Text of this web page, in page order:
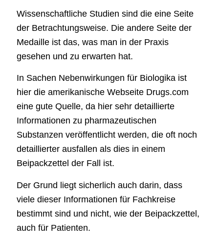
Wissenschaftliche Studien sind die eine Seite
der Betrachtungsweise. Die andere Seite der
Medaille ist das, was man in der Praxis
gesehen und zu erwarten hat.
In Sachen Nebenwirkungen für Biologika ist
hier die amerikanische Webseite Drugs.com
eine gute Quelle, da hier sehr detaillierte
Informationen zu pharmazeutischen
Substanzen veröffentlicht werden, die oft noch
detaillierter ausfallen als dies in einem
Beipackzettel der Fall ist.
Der Grund liegt sicherlich auch darin, dass
viele dieser Informationen für Fachkreise
bestimmt sind und nicht, wie der Beipackzettel,
auch für Patienten.